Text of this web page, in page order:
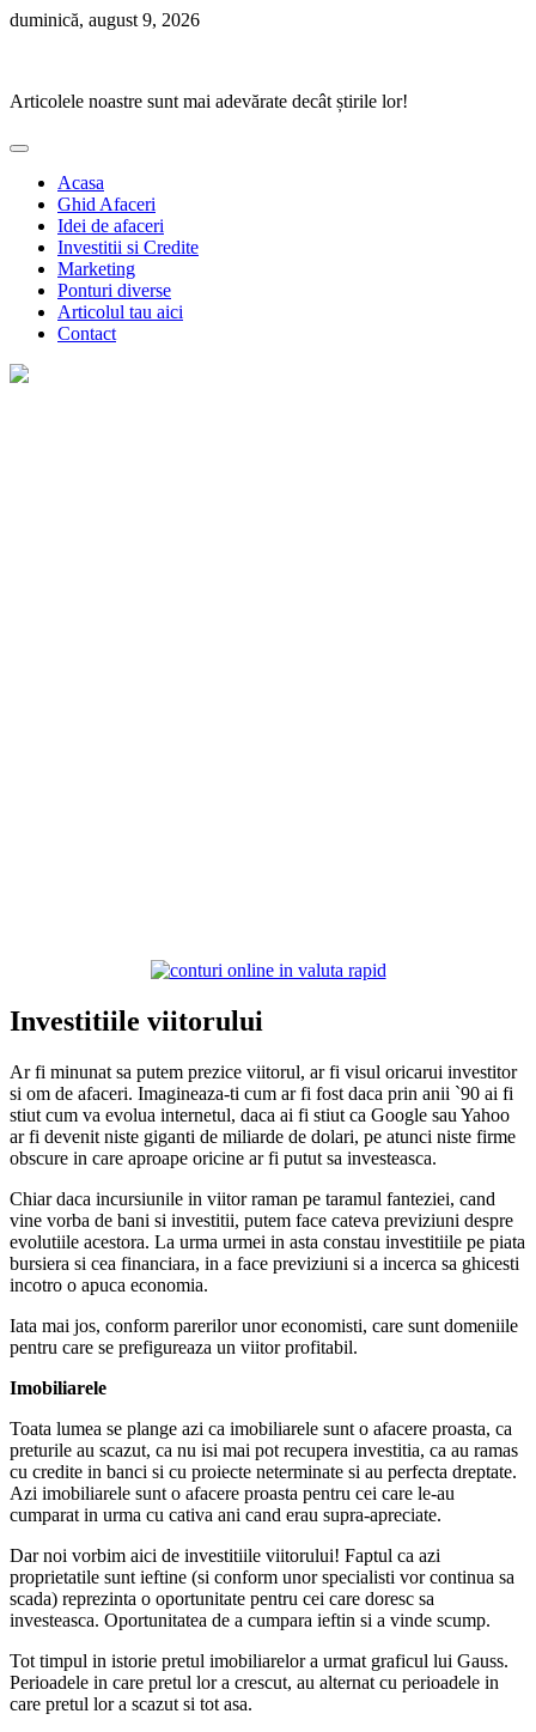
Skip
duminică, august 9, 2026
Articolele noastre sunt mai adevărate decât știrile lor!
Acasa
Ghid Afaceri
Idei de afaceri
Investitii si Credite
Marketing
Ponturi diverse
Articolul tau aici
Contact
Investitiile viitorului
Ar fi minunat sa putem prezice viitorul, ar fi visul oricarui investitor
si om de afaceri. Imagineaza-ti cum ar fi fost daca prin anii `90 ai fi
stiut cum va evolua internetul, daca ai fi stiut ca Google sau Yahoo
ar fi devenit niste giganti de miliarde de dolari, pe atunci niste firme
obscure in care aproape oricine ar fi putut sa investeasca.
Chiar daca incursiunile in viitor raman pe taramul fanteziei, cand
vine vorba de bani si investitii, putem face cateva previziuni despre
evolutiile acestora. La urma urmei in asta constau investitiile pe piata
bursiera si cea financiara, in a face previziuni si a incerca sa ghicesti
incotro o apuca economia.
Iata mai jos, conform parerilor unor economisti, care sunt domeniile
pentru care se prefigureaza un viitor profitabil.
Imobiliarele
Toata lumea se plange azi ca imobiliarele sunt o afacere proasta, ca
preturile au scazut, ca nu isi mai pot recupera investitia, ca au ramas
cu credite in banci si cu proiecte neterminate si au perfecta dreptate.
Azi imobiliarele sunt o afacere proasta pentru cei care le-au
cumparat in urma cu cativa ani cand erau supra-apreciate.
Dar noi vorbim aici de investitiile viitorului! Faptul ca azi
proprietatile sunt ieftine (si conform unor specialisti vor continua sa
scada) reprezinta o oportunitate pentru cei care doresc sa
investeasca. Oportunitatea de a cumpara ieftin si a vinde scump.
Tot timpul in istorie pretul imobiliarelor a urmat graficul lui Gauss.
Perioadele in care pretul lor a crescut, au alternat cu perioadele in
care pretul lor a scazut si tot asa.